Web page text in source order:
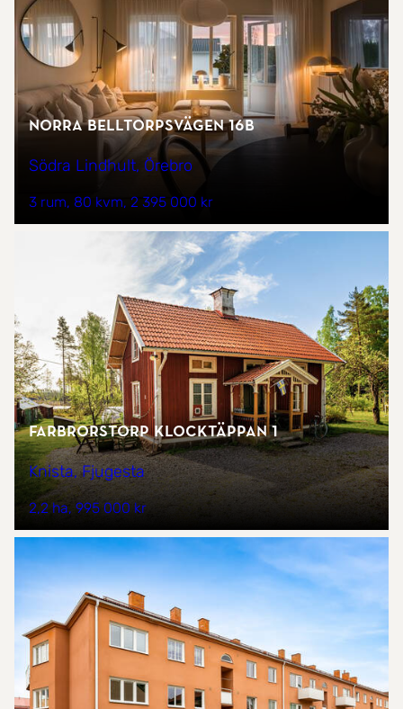
Norra Belltorpsvägen 16B
Södra Lindhult, Örebro
3 rum 80 kvm 2 395 000 kr
Farbrorstorp Klocktäppan 1
Knista, Fjugesta
2,2 ha 995 000 kr